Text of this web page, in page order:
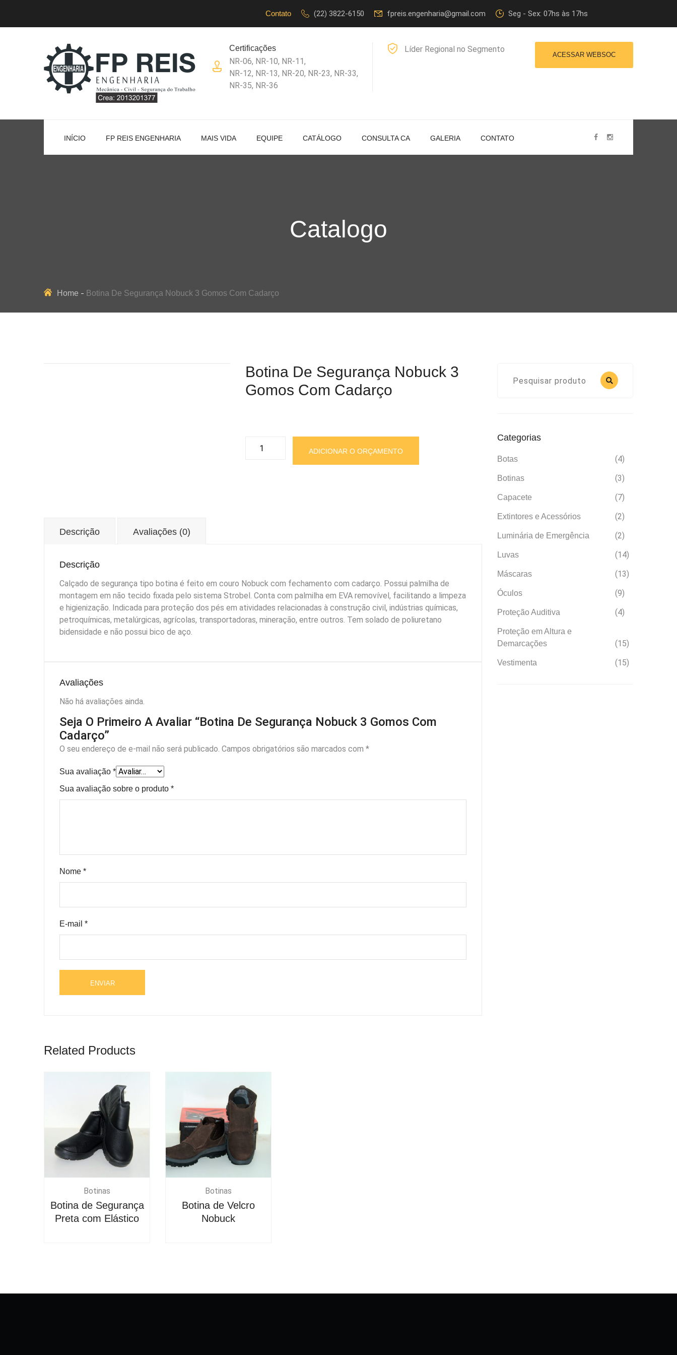
Contato (22) 3822-6150 fpreis.engenharia@gmail.com Seg - Sex: 07hs às 17hs
Certificações
NR-06, NR-10, NR-11,
NR-12, NR-13, NR-20, NR-23, NR-33,
NR-35, NR-36
Líder Regional no Segmento
ACESSAR WEBSOC
INÍCIO FP REIS ENGENHARIA MAIS VIDA EQUIPE CATÁLOGO CONSULTA CA GALERIA CONTATO
Catalogo
Home Botina De Segurança Nobuck 3 Gomos Com Cadarço
Botina De Segurança Nobuck 3
Gomos Com Cadarço
ADICIONAR O ORÇAMENTO
Descrição Avaliações (0)
Descrição
Calçado de segurança tipo botina é feito em couro Nobuck com fechamento com cadarço. Possui palmilha de
montagem em não tecido fixada pelo sistema Strobel. Conta com palmilha em EVA removível, facilitando a limpeza
e higienização. Indicada para proteção dos pés em atividades relacionadas à construção civil, indústrias químicas,
petroquímicas, metalúrgicas, agrícolas, transportadoras, mineração, entre outros. Tem solado de poliuretano
bidensidade e não possui bico de aço.
Avaliações
Não há avaliações ainda.
Seja O Primeiro A Avaliar “Botina De Segurança Nobuck 3 Gomos Com
Cadarço”
O seu endereço de e-mail não será publicado. Campos obrigatórios são marcados com *
Sua avaliação *
Sua avaliação sobre o produto *
Nome *
E-mail *
Related Products
Botinas
Botina de Segurança
Preta com Elástico
Botinas
Botina de Velcro
Nobuck
Categorias
Botas (4)
Botinas (3)
Capacete (7)
Extintores e Acessórios (2)
Luminária de Emergência (2)
Luvas (14)
Máscaras (13)
Óculos (9)
Proteção Auditiva (4)
Proteção em Altura e
Demarcações
(15)
Vestimenta (15)